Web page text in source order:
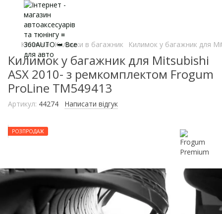
Килимки Килимки в багажник Килимок у багажник для
Килимок у багажник для Mitsubishi
ASX 2010- з ремкомплектом Frogum
ProLine TM549413
Артикул: 44274 Написати відгук
РОЗПРОДАЖ